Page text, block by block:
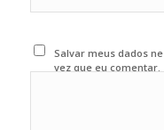
Salvar meus dados
vez que eu comentar.